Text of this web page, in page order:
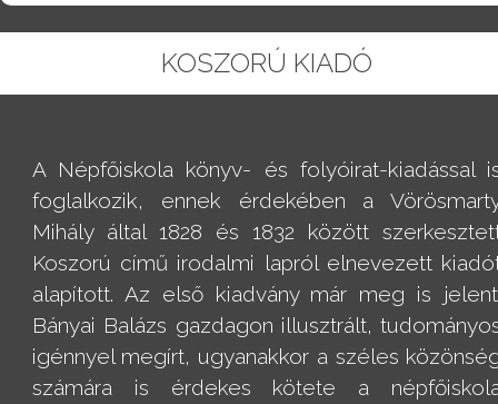
KOSZORÚ KIADÓ
A Népfőiskola könyv- és folyóirat-kiadással
foglalkozik, ennek érdekében a
Mihály által 1828 és 1832 között
Koszorú című irodalmi lapról elnevezett
alapított. Az első kiadvány már meg is
Bányai Balázs gazdagon illusztrált,
igénnyel megírt, ugyanakkor a széles
számára is érdekes kötete a